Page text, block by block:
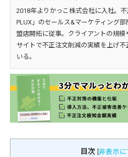
2018年よりかっこ株式会社に入社。
PLUX」のセールス&マーケティング
盟店開拓に従事。クライアントの規
サイトで不正注文削減の実績を上げ
いる。
目次 [非表示に